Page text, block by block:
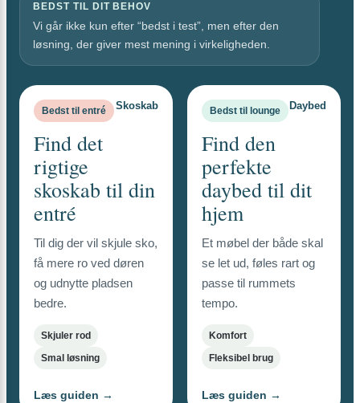
BEDST TIL DIT BEHOV
Vi går ikke kun efter “bedst i test”, men efter den
løsning, der giver mest mening i virkeligheden.
Bedst til entré Skoskab
Find det
rigtige
skoskab til din
entré
Til dig der vil skjule sko,
få mere ro ved døren
og udnytte pladsen
bedre.
Skjuler rod
Smal løsning
Læs guiden →
Bedst til lounge Daybed
Find den
perfekte
daybed til dit
hjem
Et møbel der både skal
se let ud, føles rart og
passe til rummets
tempo.
Komfort
Fleksibel brug
Læs guiden →